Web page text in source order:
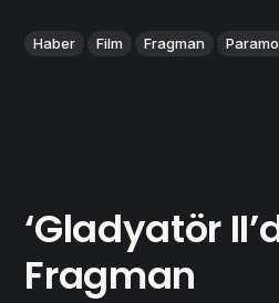
Haber Film Fragman
‘Gladyatör
Fragman